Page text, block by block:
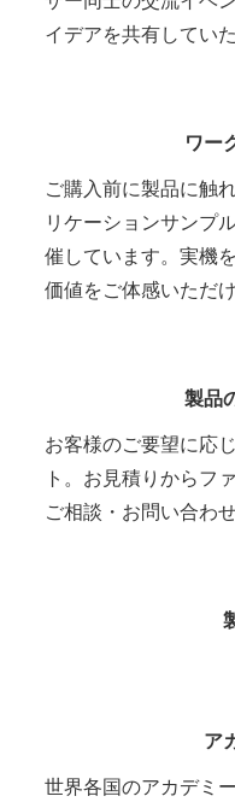
イデアを共有してい
ワー
ご購入前に製品に触
リケーションサンプ
催しています。実機
価値をご体感いただけ
製品
お客様のご要望に応
ト。お見積りからフ
ご相談・お問い合わ
ア
世界各国のアカデミ